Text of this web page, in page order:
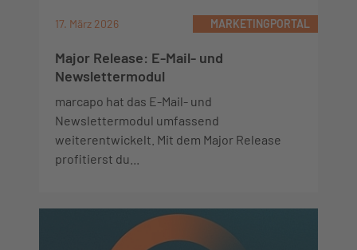
17. März 2026 MARKETINGPORTAL
Major Release: E-Mail- und
Newslettermodul
marcapo hat das E-Mail- und
Newslettermodul umfassend
weiterentwickelt. Mit dem Major Release
profitierst du...